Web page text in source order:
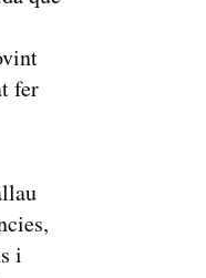
fer
i